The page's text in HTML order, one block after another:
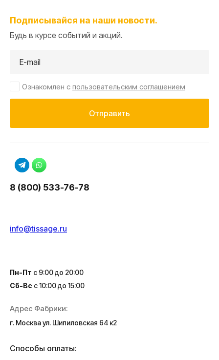
Подписывайся на наши новости.
Будь в курсе событий и акций.
Отправить
Ознакомлен с пользовательским соглашением
8 (800) 533-76-78
info@tissage.ru
Пн-Пт с 9:00 до 20:00
Сб-Вс с 10:00 до 15:00
Адрес Фабрики:
г. Москва ул. Шипиловская 64 к2
Способы оплаты: